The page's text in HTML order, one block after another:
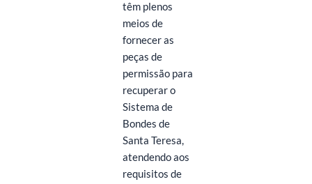
têm plenos
meios de
fornecer as
peças de
permissão para
recuperar o
Sistema de
Bondes de
Santa Teresa,
atendendo aos
requisitos de